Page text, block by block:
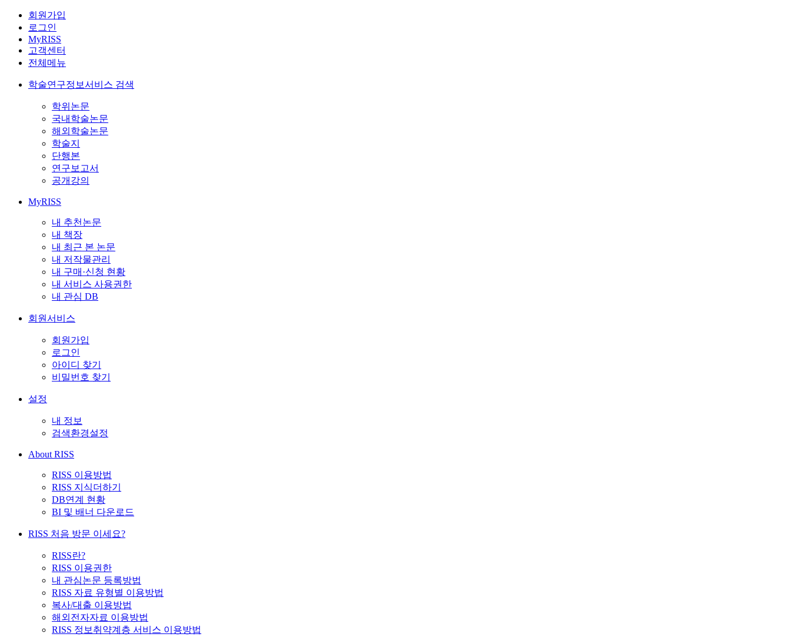
회원가입
로그인
MyRISS
고객센터
전체메뉴
학술연구정보서비스 검색
학위논문
국내학술논문
해외학술논문
학술지
단행본
연구보고서
공개강의
MyRISS
내 추천논문
내 책장
내 최근 본 논문
내 저작물관리
내 구매·신청 현황
내 서비스 사용권한
내 관심 DB
회원서비스
회원가입
로그인
아이디 찾기
비밀번호 찾기
설정
내 정보
검색환경설정
About RISS
RISS 이용방법
RISS 지식더하기
DB연계 현황
BI 및 배너 다운로드
RISS 처음 방문 이세요?
RISS란?
RISS 이용권한
내 관심논문 등록방법
RISS 자료 유형별 이용방법
복사/대출 이용방법
해외전자자료 이용방법
RISS 정보취약계층 서비스 이용방법